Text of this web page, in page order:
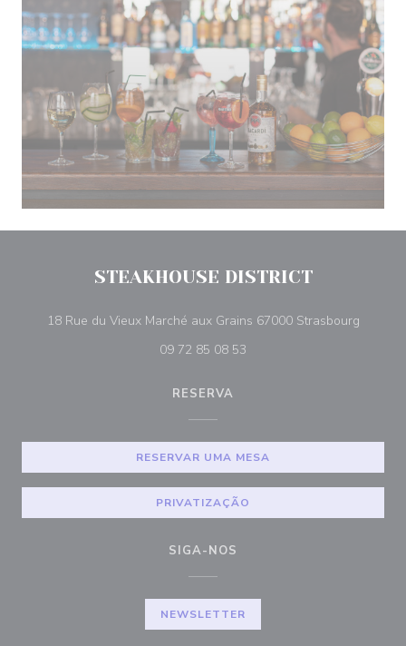
STEAKHOUSE DISTRICT
18 Rue du Vieux Marché aux Grains 67000 Strasbourg((abre
09 72 85 08 53
RESERVA
RESERVAR UMA MESA
PRIVATIZAÇÃO
SIGA-NOS
NEWSLETTER